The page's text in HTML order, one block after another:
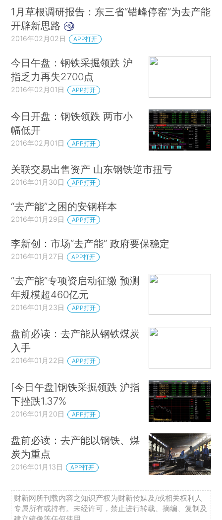
1月草根调研报告：东三省“错峰停窑”为去产能
开辟新思路
2016年02月02日 APP打开
今日午盘：钢铁采掘领跌 沪
指乏力再失2700点
2016年02月01日 APP打开
今日开盘：钢铁领跌 两市小
幅低开
2016年02月01日 APP打开
关联交易出售资产 山东钢铁逆市扭亏
2016年01月30日 APP打开
“去产能”之困的安钢样本
2016年01月29日 APP打开
李新创：市场“去产能” 政府要保稳定
2016年01月27日 APP打开
“去产能”专项资启动征缴 预测
年规模超460亿元
2016年01月23日 APP打开
盘前必读：去产能从钢铁煤炭
入手
2016年01月22日 APP打开
[今日午盘]钢铁采掘领跌 沪指
下挫跌1.37%
2016年01月20日 APP打开
盘前必读：去产能以钢铁、煤
炭为重点
2016年01月13日 APP打开
财新网所刊载内容之知识产权为财新传媒及/或相关权利人
专属所有或持有。未经许可，禁止进行转载、摘编、复制及